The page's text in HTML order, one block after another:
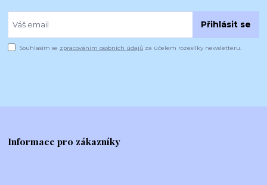
Přihlásit se
Souhlasím se zpracováním osobních údajů za účelem rozesílky newsletteru.
Informace pro zákazníky